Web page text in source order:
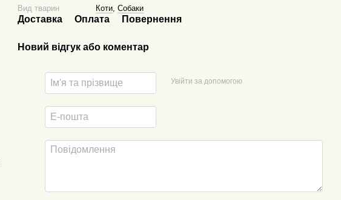
Вид тварин
Коти,Собаки
Доставка Оплата Повернення
Новий відгук або коментар
Увійти за допомогою